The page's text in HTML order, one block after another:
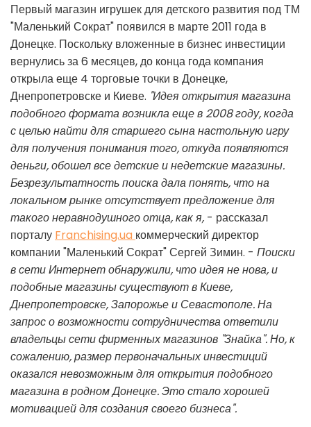
Первый магазин игрушек для детского развития под ТМ
"Маленький Сократ" появился в марте 2011 года в
Донецке. Поскольку вложенные в бизнес инвестиции
вернулись за 6 месяцев, до конца года компания
открыла еще 4 торговые точки в Донецке,
Днепропетровске и Киеве. "Идея открытия магазина
подобного формата возникла еще в 2008 году, когда
с целью найти для старшего сына настольную игру
для получения понимания того, откуда появляются
деньги, обошел все детские и недетские магазины.
Безрезультатность поиска дала понять, что на
локальном рынке отсутствует предложение для
такого неравнодушного отца, как я, - рассказал
порталу Franchising.ua коммерческий директор
компании "Маленький Сократ" Сергей Зимин. - Поиски
в сети Интернет обнаружили, что идея не нова, и
подобные магазины существуют в Киеве,
Днепропетровске, Запорожье и Севастополе. На
запрос о возможности сотрудничества ответили
владельцы сети фирменных магазинов "Знайка". Но, к
сожалению, размер первоначальных инвестиций
оказался невозможным для открытия подобного
магазина в родном Донецке. Это стало хорошей
мотивацией для создания своего бизнеса".